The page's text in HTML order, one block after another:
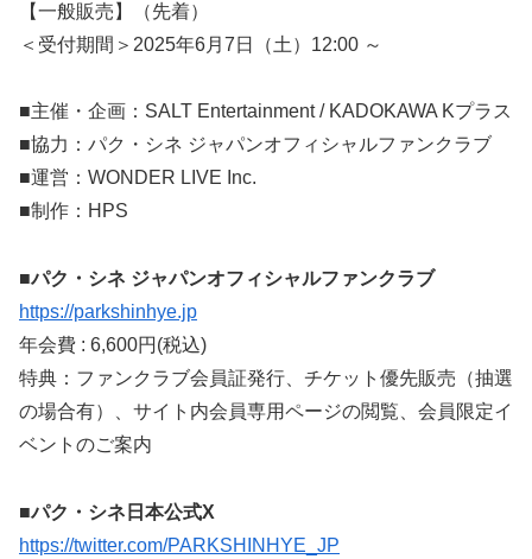
【一般販売】（先着）
＜受付期間＞2025年6月7日（土）12:00 ～
■主催・企画：SALT Entertainment / KADOKAWA Kプラス
■協力：パク・シネ ジャパンオフィシャルファンクラブ
■運営：WONDER LIVE Inc.
■制作：HPS
■パク・シネ ジャパンオフィシャルファンクラブ
https://parkshinhye.jp
年会費 : 6,600円(税込)
特典：ファンクラブ会員証発行、チケット優先販売（抽選
の場合有）、サイト内会員専用ページの閲覧、会員限定イ
ベントのご案内
■パク・シネ日本公式X
https://twitter.com/PARKSHINHYE_JP